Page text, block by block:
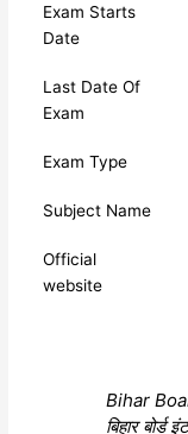
Exam Starts
Date
Last Date Of
Exam
Exam Type
Subject Name
Official
website
Bihar
बिहार बोर्ड